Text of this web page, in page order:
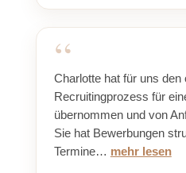
Charlotte hat für uns den
Recruitingprozess für
übernommen und von
Sie hat Bewerbungen
Termine… mehr lesen